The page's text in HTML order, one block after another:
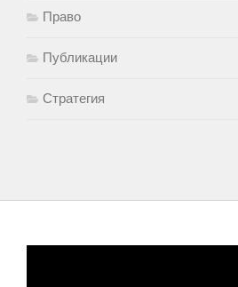
Право
Публикации
Стратегия